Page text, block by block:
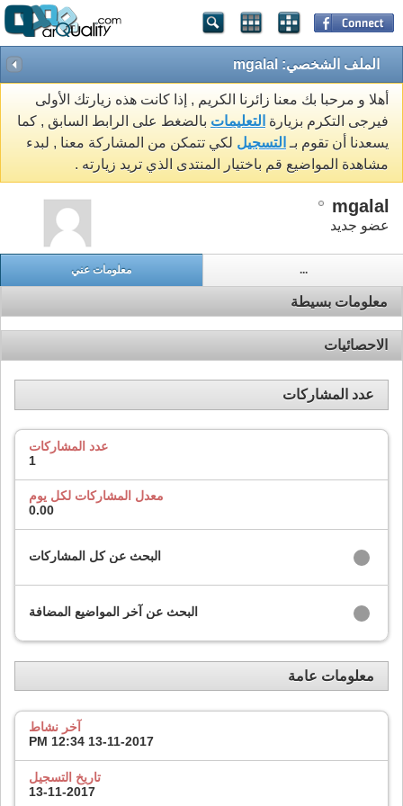
الملف الشخصي: mgalal
أهلا و مرحبا بك معنا زائرنا الكريم , إذا كانت هذه زيارتك الأولى
فيرجى التكرم بزيارة التعليمات بالضغط على الرابط السابق , كما
يسعدنا أن تقوم بـ التسجيل لكي تتمكن من المشاركة معنا , لبدء
مشاهدة المواضيع قم باختيار المنتدى الذي تريد زيارته .
mgalal
عضو جديد
معلومات عني ...
معلومات بسيطة
الاحصائيات
عدد المشاركات
عدد المشاركات
1
معدل المشاركات لكل يوم
0.00
البحث عن كل المشاركات
البحث عن آخر المواضيع المضافة
معلومات عامة
آخر نشاط
13-11-2017
12:34 PM
تاريخ التسجيل
13-11-2017